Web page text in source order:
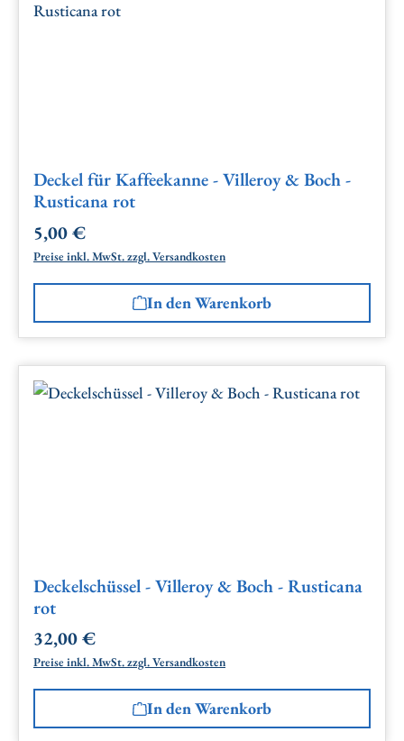
Deckel für Kaffeekanne - Villeroy & Boch -
Rusticana rot
Regulärer Preis:
5,00 €
Preise inkl. MwSt. zzgl. Versandkosten
In den Warenkorb
Deckelschüssel - Villeroy & Boch - Rusticana
rot
Regulärer Preis:
32,00 €
Preise inkl. MwSt. zzgl. Versandkosten
In den Warenkorb